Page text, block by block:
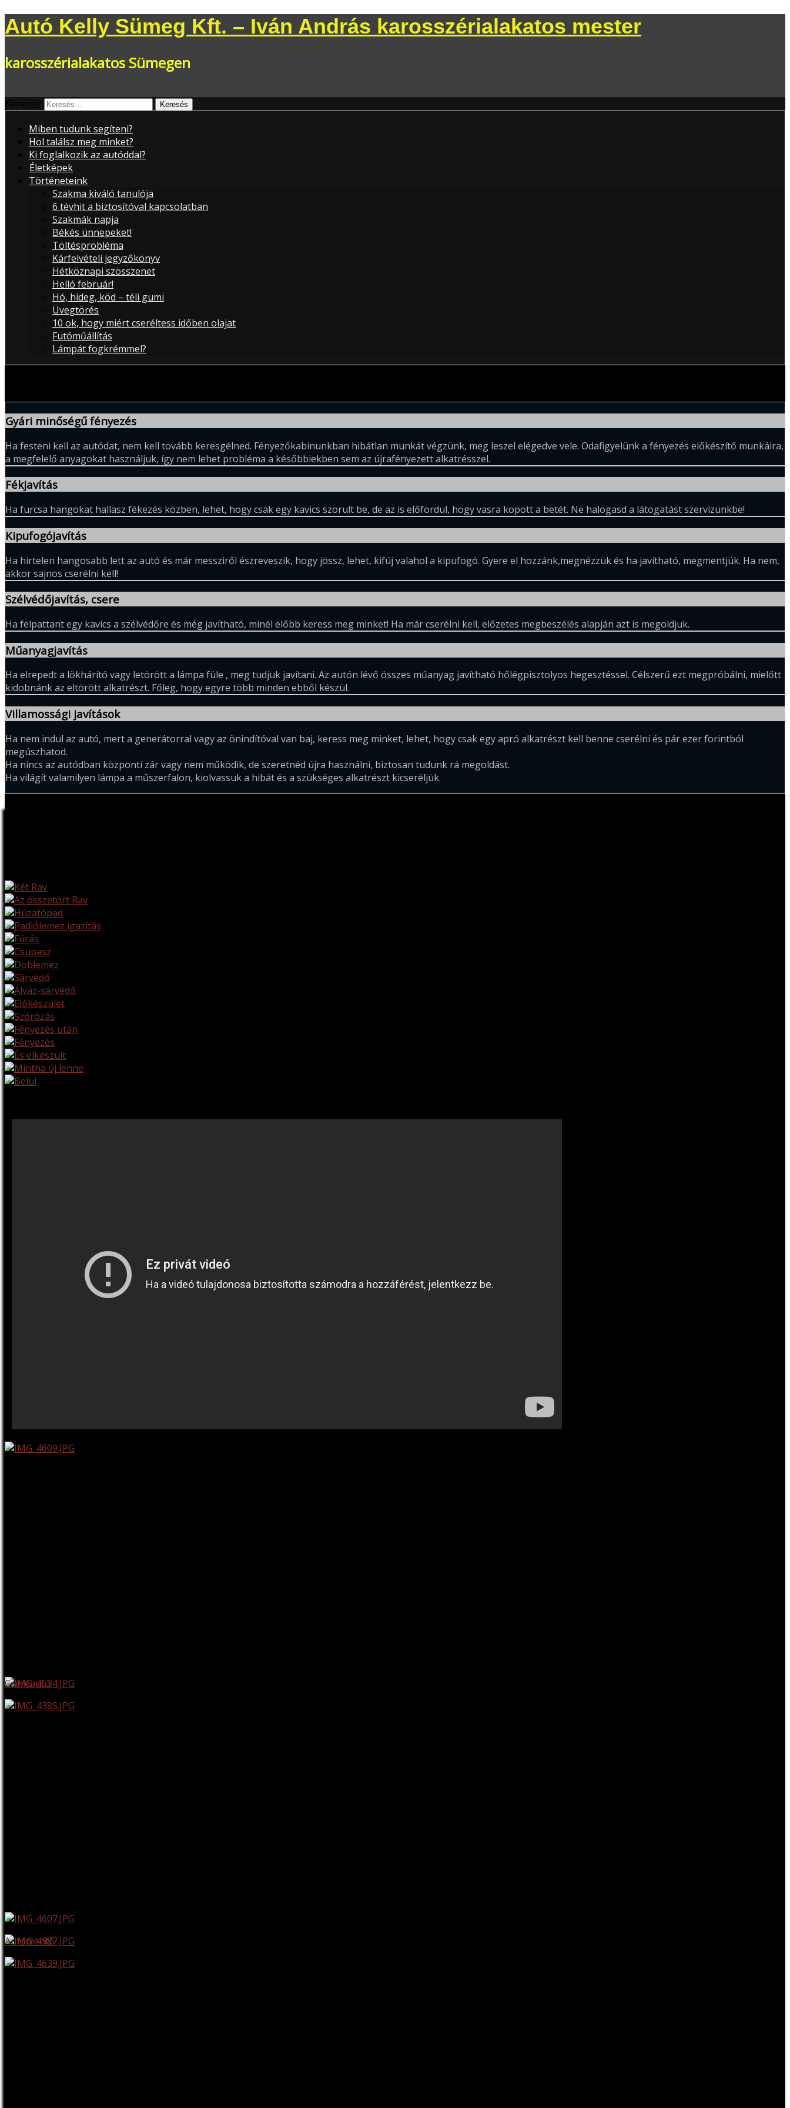
Autó Kelly Sümeg Kft. – Iván András karosszérialakatos mester
karosszérialakatos Sümegen
Miben tudunk segíteni?
Hol találsz meg minket?
Ki foglalkozik az autóddal?
Életképek
Történeteink
Szakma kiváló tanulója
6 tévhit a biztosítóval kapcsolatban
Szakmák napja
Békés ünnepeket!
Töltésprobléma
Kárfelvételi jegyzőkönyv
Hétköznapi szösszenet
Helló február!
Hó, hideg, köd – téli gumi
Üvegtörés
10 ok, hogy miért cseréltess időben olajat
Futóműállítás
Lámpát fogkrémmel?
Gyári minőségű fényezés
Ha festeni kell az autódat, nem kell tovább keresgélned. Fényezőkabinunkban hibátlan munkát végzünk, meg leszel elégedve vele. Odafigyelünk a fényezés előkészítő munkáira,
a megfelelő anyagokat használjuk, így nem lehet probléma a későbbiekben sem az újrafényezett alkatrésszel.
Fékjavítás
Ha furcsa hangokat hallasz fékezés közben, lehet, hogy csak egy kavics szorult be, de az is előfordul, hogy vasra kopott a betét. Ne halogasd a látogatást szervizünkbe!
Kipufogójavítás
Ha hirtelen hangosabb lett az autó és már messziről észreveszik, hogy jössz, lehet, kifúj valahol a kipufogó. Gyere el hozzánk,megnézzük és ha javítható, megmentjük. Ha nem,
akkor sajnos cserélni kell!
Szélvédőjavítás, csere
Ha felpattant egy kavics a szélvédőre és még javítható, minél előbb keress meg minket! Ha már cserélni kell, előzetes megbeszélés alapján azt is megoldjuk.
Műanyagjavítás
Ha elrepedt a lökhárító vagy letörött a lámpa füle , meg tudjuk javítani. Az autón lévő összes műanyag javítható hőlégpisztolyos hegesztéssel. Célszerű ezt megpróbálni, mielőtt
kidobnánk az eltörött alkatrészt. Főleg, hogy egyre több minden ebből készül.
Villamossági javítások
Ha nem indul az autó, mert a generátorral vagy az önindítóval van baj, keress meg minket, lehet, hogy csak egy apró alkatrészt kell benne cserélni és pár ezer forintból
megúszhatod.
Ha nincs az autódban központi zár vagy nem működik, de szeretnéd újra használni, biztosan tudunk rá megoldást.
Ha világít valamilyen lámpa a műszerfalon, kiolvassuk a hibát és a szükséges alkatrészt kicseréljük.
Csereautó
Autómentő